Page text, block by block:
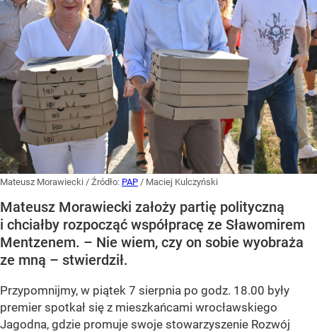
Mateusz Morawiecki / Źródło: PAP / Maciej Kulczyński
Mateusz Morawiecki założy partię polityczną
i chciałby rozpocząć współpracę ze Sławomirem
Mentzenem. – Nie wiem, czy on sobie wyobraża
ze mną – stwierdził.
Przypomnijmy, w piątek 7 sierpnia po godz. 18.00 były
premier spotkał się z mieszkańcami wrocławskiego
Jagodna, gdzie promuje swoje stowarzyszenie Rozwój